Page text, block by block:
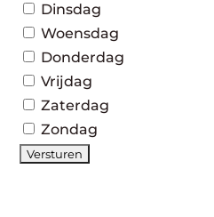
Dinsdag
Woensdag
Donderdag
Vrijdag
Zaterdag
Zondag